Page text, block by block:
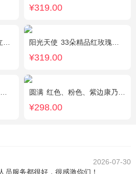
¥319.00
阳光天使 33朵精品红玫瑰，外围搭配适量红色、粉色、白色石竹梅。
¥319.00
圆满 红色、粉色、紫边康乃馨共16枝，红玫瑰7枝，粉色多头香水百合2枝，粉桔梗、叶上黄金、绿叶搭配。（如紫边康乃馨缺货，默认用其他颜色替代）
¥298.00
2026-07-30
员服务都很好，很感激你们！